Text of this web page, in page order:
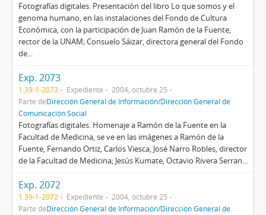
Fotografías digitales. Presentación del libro Lo que somos y el
genoma humano, en las instalaciones del Fondo de Cultura
Económica, con la participación de Juan Ramón de la Fuente,
rector de la UNAM; Consuelo Sáizar, directora general del Fondo
de...
Exp. 2073
1.39-1-2073 Expediente
2004, octubre 25
Parte deDirección General de Información/Dirección General de
Comunicación Social
Fotografías digitales. Homenaje a Ramón de la Fuente en la
Facultad de Medicina, se ve en las imágenes a Ramón de la
Fuente, Fernando Ortiz, Carlos Viesca, José Narro Robles, director
de la Facultad de Medicina; Jesús Kumate, Octavio Rivera Serran...
Exp. 2072
1.39-1-2072 Expediente
2004, octubre 25
Parte deDirección General de Información/Dirección General de